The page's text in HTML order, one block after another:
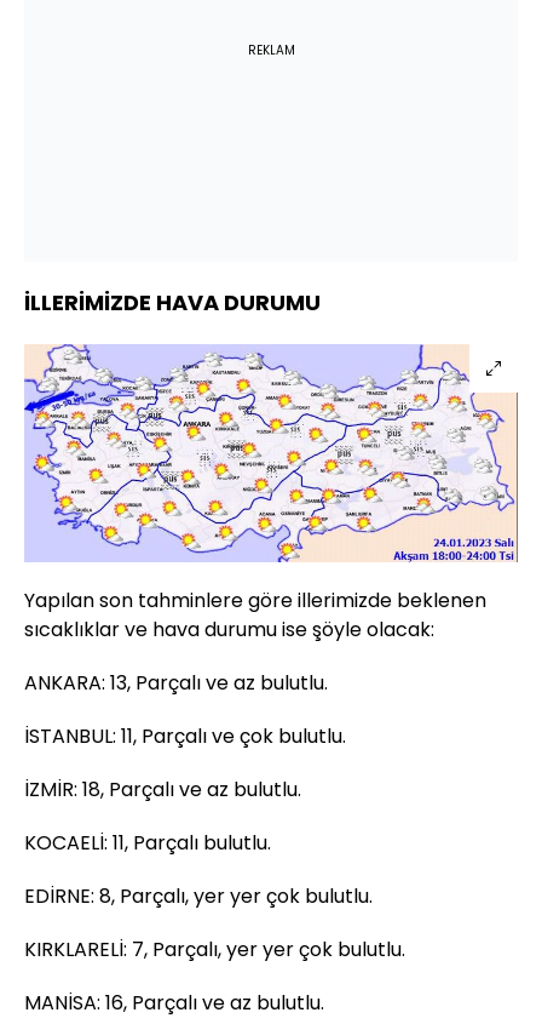
REKLAM
İLLERİMİZDE HAVA DURUMU
Yapılan son tahminlere göre illerimizde beklenen
sıcaklıklar ve hava durumu ise şöyle olacak:
ANKARA: 13, Parçalı ve az bulutlu.
İSTANBUL: 11, Parçalı ve çok bulutlu.
İZMİR: 18, Parçalı ve az bulutlu.
KOCAELİ: 11, Parçalı bulutlu.
EDİRNE: 8, Parçalı, yer yer çok bulutlu.
KIRKLARELİ: 7, Parçalı, yer yer çok bulutlu.
MANİSA: 16, Parçalı ve az bulutlu.